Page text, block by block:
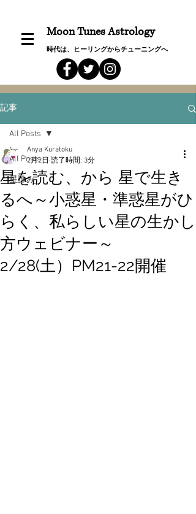
Moon Tunes Astrology
時代は、ヒーリングからチューニングへ
記事
All Posts
星詠み
All Posts
星を読む、から 星で生き
るへ～小惑星・準惑星がひ
らく、私らしい星の生かし
方ウェビナー～
2/28(土）PM21-22開催
Anya Kuratoku
2月2日 読了時間: 3分